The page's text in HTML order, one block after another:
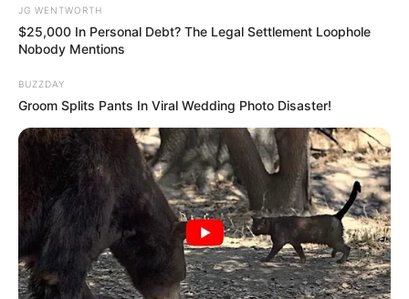
Think Your Crush Doesn't Notice You? Think Again
BRAINBERRIES
JG WENTWORTH
$25,000 In Personal Debt? The Legal Settlement Loophole
Nobody Mentions
BUZZDAY
Groom Splits Pants In Viral Wedding Photo Disaster!